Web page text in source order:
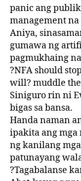
panic ang
management
Aniya,
gumawa ng
pagmukhaing
?NFA should
will? muddle the
Siniguro rin ni
bigas sa bansa.
Handa naman
ipakita ang mga
ng kanilang
patunayang
?Tagabalanse